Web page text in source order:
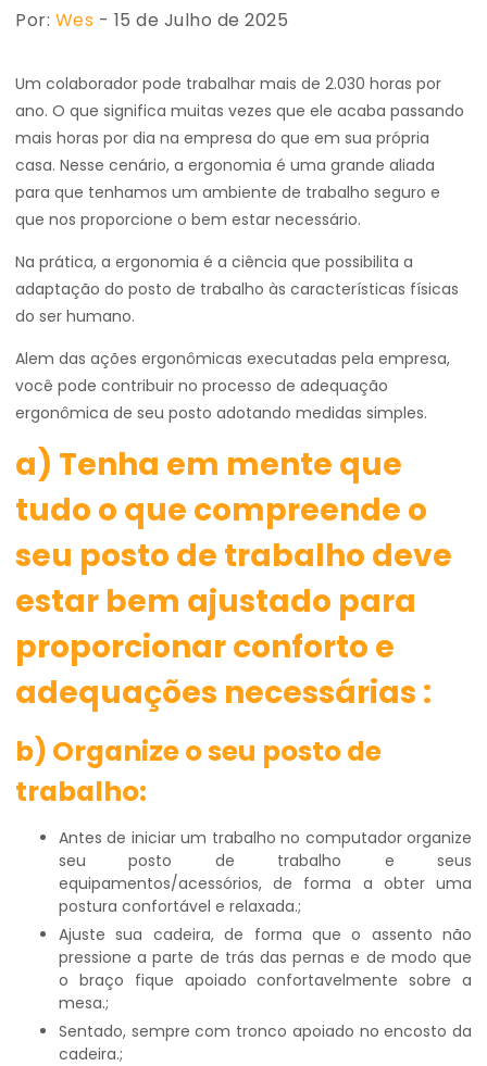
Por: Wes - 15 de Julho de 2025
Um colaborador pode trabalhar mais de 2.030 horas por
ano. O que significa muitas vezes que ele acaba passando
mais horas por dia na empresa do que em sua própria
casa. Nesse cenário, a ergonomia é uma grande aliada
para que tenhamos um ambiente de trabalho seguro e
que nos proporcione o bem estar necessário.
Na prática, a ergonomia é a ciência que possibilita a
adaptação do posto de trabalho às características físicas
do ser humano.
Alem das ações ergonômicas executadas pela empresa,
você pode contribuir no processo de adequação
ergonômica de seu posto adotando medidas simples.
a) Tenha em mente que
tudo o que compreende o
seu posto de trabalho deve
estar bem ajustado para
proporcionar conforto e
adequações necessárias :
b) Organize o seu posto de
trabalho:
Antes de iniciar um trabalho no computador organize
seu posto de trabalho e seus
equipamentos/acessórios, de forma a obter uma
postura confortável e relaxada.;
Ajuste sua cadeira, de forma que o assento não
pressione a parte de trás das pernas e de modo que
o braço fique apoiado confortavelmente sobre a
mesa.;
Sentado, sempre com tronco apoiado no encosto da
cadeira.;